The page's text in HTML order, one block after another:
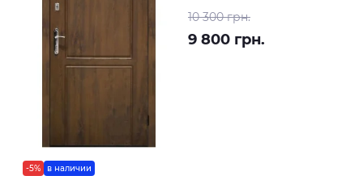
-5% в наличии
10 300 грн.
9 800 грн.